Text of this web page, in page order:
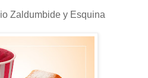
Zaldumbide y Esquina